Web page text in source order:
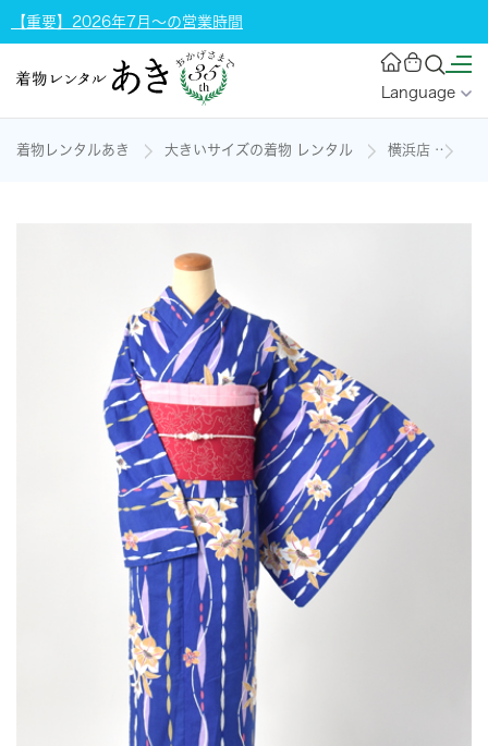
【重要】2026年7月～の営業時間
Language
着物レンタルあき 大きいサイズの着物 レンタル 横浜店